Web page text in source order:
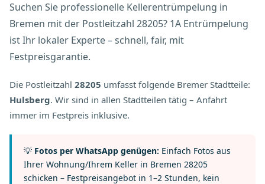
Suchen Sie professionelle Kellerentrümpelung in
Bremen mit der Postleitzahl 28205? 1A Entrümpelung
ist Ihr lokaler Experte – schnell, fair, mit
Festpreisgarantie.
Die Postleitzahl 28205 umfasst folgende Bremer Stadtteile:
Hulsberg. Wir sind in allen Stadtteilen tätig – Anfahrt
immer im Festpreis inklusive.
💡 Fotos per WhatsApp genügen: Einfach Fotos aus
Ihrer Wohnung/Ihrem Keller in Bremen 28205
schicken – Festpreisangebot in 1–2 Stunden, kein